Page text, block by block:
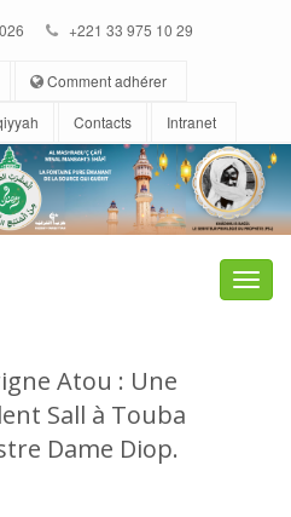
+221 33 975 10 29
Comment adhérer
Contacts Intranet
Toggle
Atou : Une
Sall à Touba
Dame Diop.